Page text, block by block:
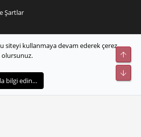
Şartlar
siteyi kullanmaya devam ederek çerez
olursunuz.
bilgi edin…